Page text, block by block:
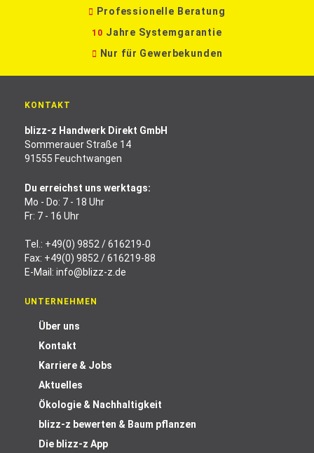
Professionelle Beratung
10 Jahre Systemgarantie
Nur für Gewerbekunden
KONTAKT
blizz-z Handwerk Direkt GmbH
Sommerauer Straße 14
91555 Feuchtwangen
Du erreichst uns werktags:
Mo - Do: 7 - 18 Uhr
Fr: 7 - 16 Uhr
Tel.: +49(0) 9852 / 616219-0
Fax: +49(0) 9852 / 616219-88
E-Mail: info@blizz-z.de
UNTERNEHMEN
Über uns
Kontakt
Karriere & Jobs
Aktuelles
Ökologie & Nachhaltigkeit
blizz-z bewerten & Baum pflanzen
Die blizz-z App